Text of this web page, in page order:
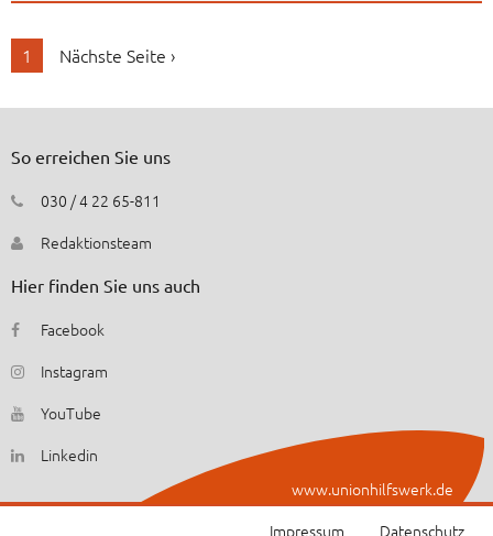
1 Nächste Seite ›
So erreichen Sie uns
030 / 4 22 65-811
Redaktionsteam
Hier finden Sie uns auch
Facebook
Instagram
YouTube
Linkedin
www.unionhilfswerk.de
Impressum
Datenschutz